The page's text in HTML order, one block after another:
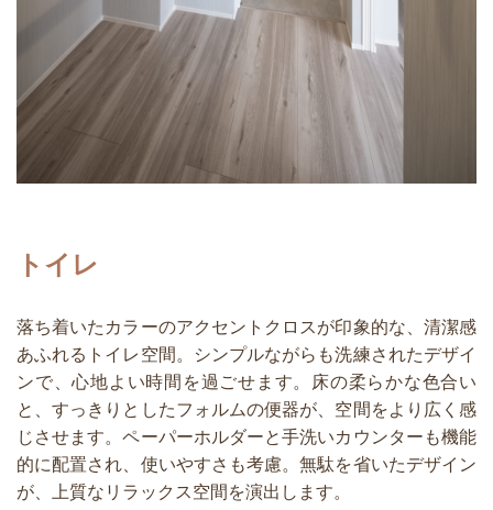
トイレ
落ち着いたカラーのアクセントクロスが印象的な、清潔感
あふれるトイレ空間。シンプルながらも洗練されたデザイ
ンで、心地よい時間を過ごせます。床の柔らかな色合い
と、すっきりとしたフォルムの便器が、空間をより広く感
じさせます。ペーパーホルダーと手洗いカウンターも機能
的に配置され、使いやすさも考慮。無駄を省いたデザイン
が、上質なリラックス空間を演出します。